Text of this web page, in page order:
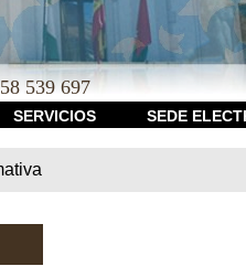
539 697
SERVICIOS SEDE